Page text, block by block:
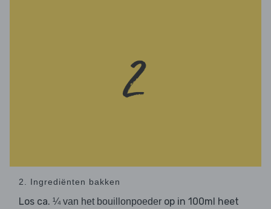
2. Ingrediënten bakken
Los ca. ¼ van het bouillonpoeder op in 100ml heet